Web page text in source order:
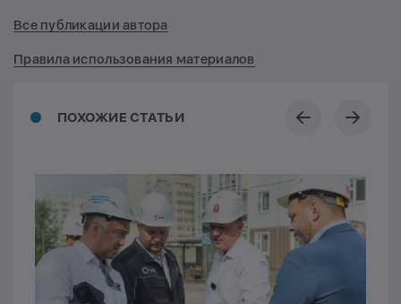
ПОХОЖИЕ СТАТЬИ
Все публикации автора
Правила использования материалов